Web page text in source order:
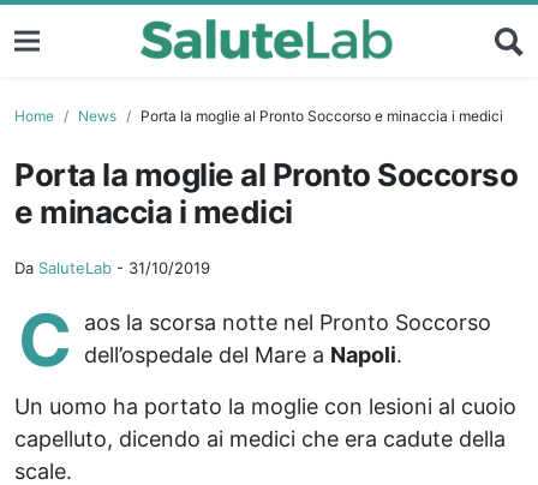
Home News Porta la moglie al Pronto Soccorso e minaccia i medici
Porta la moglie al Pronto Soccorso
e minaccia i medici
Da SaluteLab - 31/10/2019
C
aos la scorsa notte nel Pronto Soccorso
dell’ospedale del Mare a Napoli.
Un uomo ha portato la moglie con lesioni al cuoio
capelluto, dicendo ai medici che era cadute della
scale.